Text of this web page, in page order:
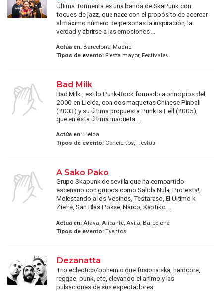
Última Tormenta es una banda de SkaPunk con
toques de jazz, que nace con el propósito de acercar
al máximo número de personas la inspiración, la
verdad y abrirse a las emociones ...
Actúa en:Barcelona, Madrid
Tipos de evento:Fiesta mayor, Festivales
Bad Milk
Bad Milk , estilo Punk-Rock formado a principios del
2000 en Lleida, con dos maquetas Chinese Pinball
(2003) y su última propuesta Punk Is Hell (2005),
que en ésta última maqueta ...
Actúa en:Lleida
Tipos de evento:Conciertos, Fiestas
A Sako Pako
Grupo Skapunk de sevilla que ha compartido
escenario con grupos como Salida Nula, Protesta!,
Molestando a los Vecinos, Testaraso, El Ultimo k
Zierre, San Blas Posse, Narco, Kaotiko. ...
Actúa en:Álava, Alicante, Avila, Barcelona
Tipos de evento:Eventos
Dezanatta
Trio eclectico/bohemio que fusiona ska, hardcore,
reggae, punk, etc, elevando el animo y las
pulsaciones de sus espectadores.